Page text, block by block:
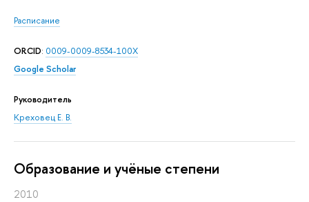
Расписание
ORCID: 0009-0009-8534-100X
Google Scholar
Руководитель
Креховец Е. В.
Oбразование и учёные степени
2010